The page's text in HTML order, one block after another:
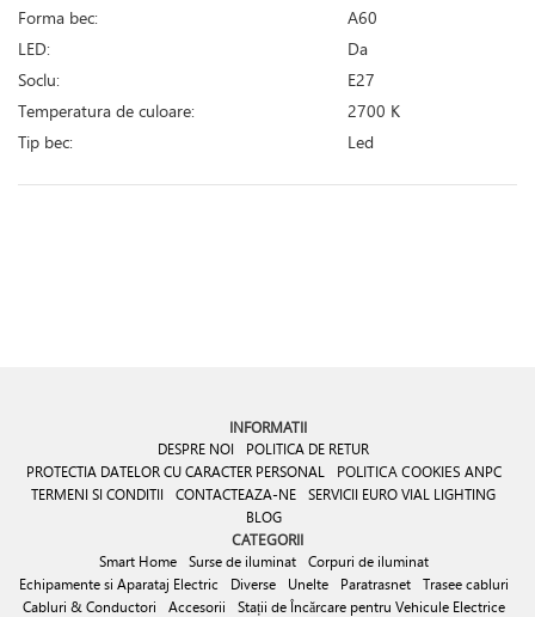
Forma bec:
A60
LED:
Da
Soclu:
E27
Temperatura de culoare:
2700 K
Tip bec:
Led
INFORMATII
DESPRE NOI
POLITICA DE RETUR
PROTECTIA DATELOR CU CARACTER PERSONAL
POLITICA COOKIES ANPC
TERMENI SI CONDITII
CONTACTEAZA-NE SERVICII EURO VIAL LIGHTING
BLOG
CATEGORII
Smart Home Surse de iluminat
Corpuri de iluminat
Echipamente si Aparataj Electric
Diverse Unelte Paratrasnet
Trasee cabluri
Cabluri & Conductori
Accesorii Stații de Încărcare pentru Vehicule Electrice